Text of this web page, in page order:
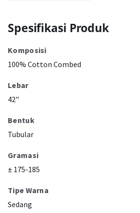
Spesifikasi Produk
Komposisi
100% Cotton Combed
Lebar
42"
Bentuk
Tubular
Gramasi
± 175-185
Tipe Warna
Sedang